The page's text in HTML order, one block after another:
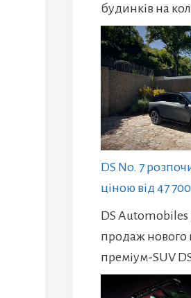
будинків на
DS No. 7
ціною від 47
DS
продаж нового
преміум-SUV